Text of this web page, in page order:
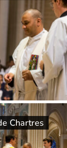
Chartres